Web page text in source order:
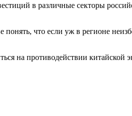
в различные секторы
что если уж в регионе
на противодействии